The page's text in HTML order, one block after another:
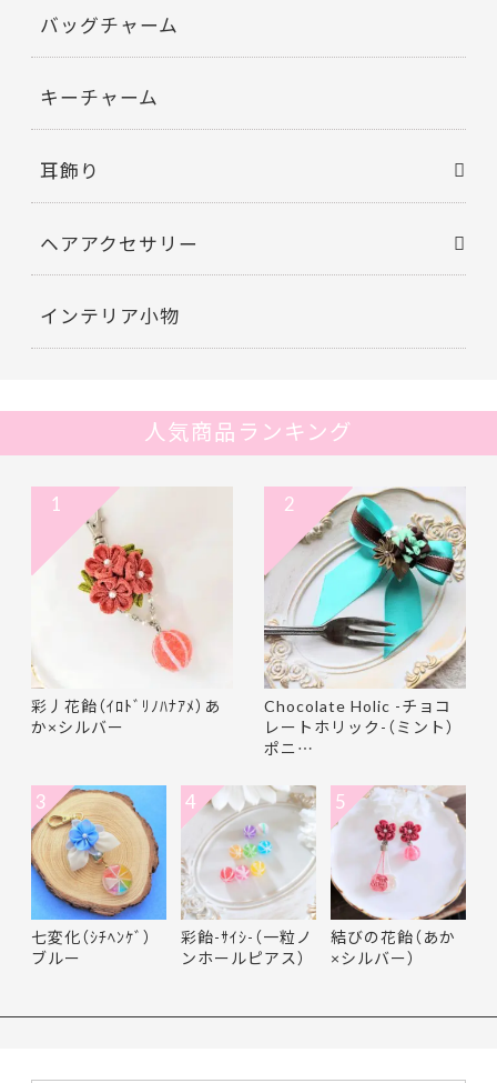
バッグチャーム
キーチャーム
耳飾り
ヘアアクセサリー
インテリア小物
人気商品ランキング
彩丿花飴（ｲﾛﾄﾞﾘﾉﾊﾅｱﾒ）あ
か×シルバー
1
Chocolate Holic -チョコ
レートホリック-（ミント）
ポニ…
2
七変化（ｼﾁﾍﾝｹﾞ）
ブルー
3
彩飴-ｻｲｼ-（一粒ノ
ンホールピアス）
4
結びの花飴（あか
×シルバー）
5